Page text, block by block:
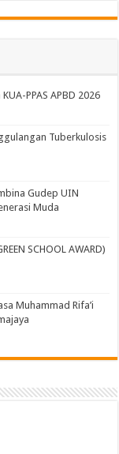
PPAS APBD 2026
Tuberkulosis
Gudep UIN
Muda
SCHOOL AWARD)
Muhammad Rifa’i